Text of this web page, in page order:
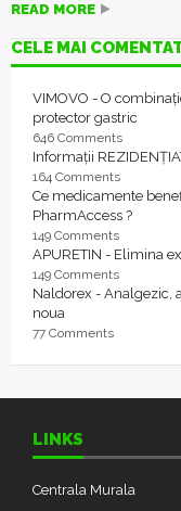
READ MORE
CELE MAI
VIMOVO - O
protector gastric
646 Comments
Informații
164 Comments
Ce medicamente
PharmAccess ?
149 Comments
APURETIN - Elimina
149 Comments
Naldorex - Analgezic,
noua
77 Comments
LINKS
Centrala Murala